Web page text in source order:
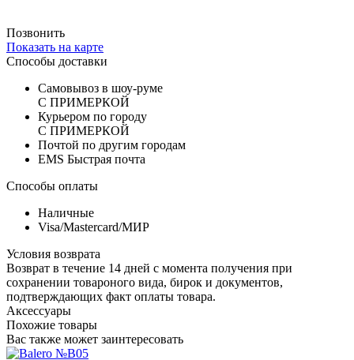
Позвонить
Показать на карте
Способы доставки
Самовывоз в шоу-руме
С ПРИМЕРКОЙ
Курьером по городу
С ПРИМЕРКОЙ
Почтой по другим городам
EMS Быстрая почта
Способы оплаты
Наличные
Visa/Mastercard/МИР
Условия возврата
Возврат в течение 14 дней с момента получения при
сохранении товароного вида, бирок и документов,
подтверждающих факт оплаты товара.
Аксессуары
Похожие товары
Вас также может заинтересовать